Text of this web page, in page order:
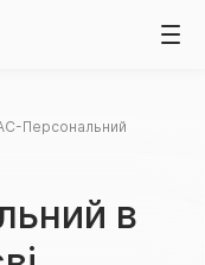
Персональний
в